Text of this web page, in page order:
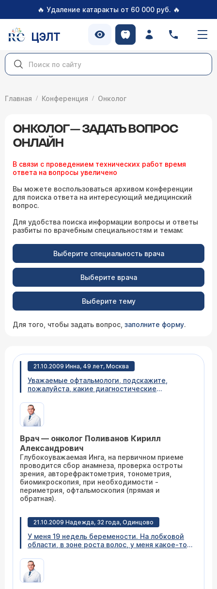
🔥 Удаление катаракты от 60 000 руб. 🔥
ЦЭЛТ
Главная Конференция Онколог
ОНКОЛОГ — ЗАДАТЬ ВОПРОС
ОНЛАЙН
В связи с проведением технических работ время
ответа на вопросы увеличено
Вы можете воспользоваться архивом конференции
для поиска ответа на интересующий медицинский
вопрос.
Для удобства поиска информации вопросы и ответы
разбиты по врачебным специальностям и темам:
Выберите специальность врача
Выберите врача
Выберите тему
Для того, чтобы задать вопрос, заполните форму.
21.10.2009 Инна, 49 лет, Москва
Уважаемые офтальмологи, подскажите,
пожалуйста, какие диагностические
первичном приёме в Вашем центре?
Врач — онколог Поливанов Кирилл
Александрович
Глубокоуважаемая Инга, на первичном приеме
проводится сбор анамнеза, проверка остроты
зрения, авторефрактометрия, тонометрия,
биомикроскопия, при необходимости -
периметрия, офтальмоскопия (прямая и
обратная).
21.10.2009 Надежда, 32 года, Одинцово
У меня 19 недель беремености. На лобковой
области, в зоне роста волос, у меня какое-то
она начала расти и побаливать, если я ее
задеваю. Нужно ли ее сейчас удалять, или
подождать, понаблюдать, а удалить на более